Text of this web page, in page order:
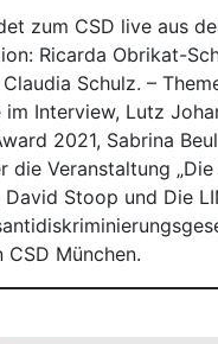
zum CSD live aus
Ricarda Obrikat-
Schulz. –
Interview, Lutz
2021, Sabrina
die Veranstaltung
David Stoop und Die
München.